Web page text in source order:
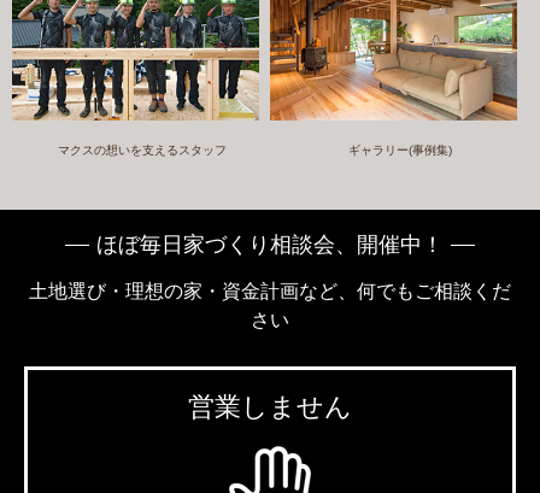
マクスの想いを支えるスタッフ ギャラリー(事例集)
ほぼ毎日家づくり相談会、開催中！
土地選び・理想の家・資金計画など、何でもご相談くだ
さい
営業しません